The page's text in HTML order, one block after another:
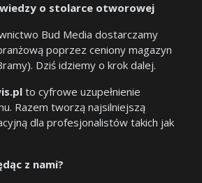
o stolarce otworowej
Bud Media dostarczamy
poprzez ceniony magazyn
Dziś idziemy o krok dalej.
to cyfrowe uzupełnienie
Razem tworzą najsilniejszą
dla profesjonalistów takich jak
z nami?